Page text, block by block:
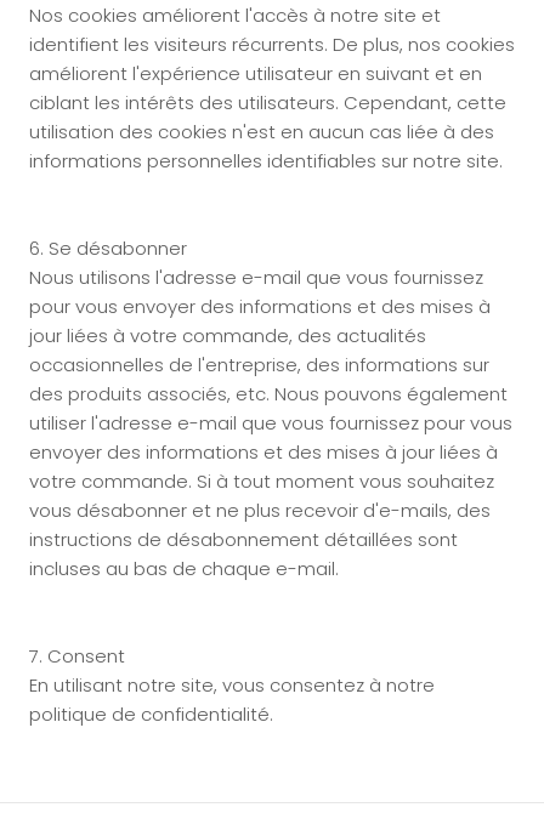
Nos cookies améliorent l'accès à notre site et
identifient les visiteurs récurrents. De plus, nos cookies
améliorent l'expérience utilisateur en suivant et en
ciblant les intérêts des utilisateurs. Cependant, cette
utilisation des cookies n'est en aucun cas liée à des
informations personnelles identifiables sur notre site.
6. Se désabonner
Nous utilisons l'adresse e-mail que vous fournissez
pour vous envoyer des informations et des mises à
jour liées à votre commande, des actualités
occasionnelles de l'entreprise, des informations sur
des produits associés, etc. Nous pouvons également
utiliser l'adresse e-mail que vous fournissez pour vous
envoyer des informations et des mises à jour liées à
votre commande. Si à tout moment vous souhaitez
vous désabonner et ne plus recevoir d'e-mails, des
instructions de désabonnement détaillées sont
incluses au bas de chaque e-mail.
7. Consent
En utilisant notre site, vous consentez à notre
politique de confidentialité.